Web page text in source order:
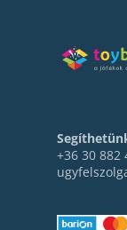
+36 30 882